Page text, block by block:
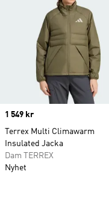
Price
1 549 kr
Terrex Multi Climawarm
Insulated Jacka
Dam TERREX
Nyhet